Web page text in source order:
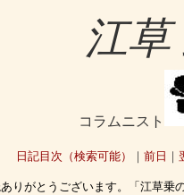
江
コラムニスト
日記目次（検索可能） ｜ 前日 ｜
りがとうございます。「江草乗